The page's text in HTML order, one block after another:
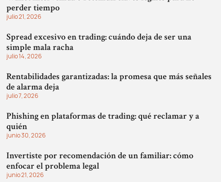
perder tiempo
julio 21, 2026
Spread excesivo en trading: cuándo deja de ser una
simple mala racha
julio 14, 2026
Rentabilidades garantizadas: la promesa que más señales
de alarma deja
julio 7, 2026
Phishing en plataformas de trading: qué reclamar y a
quién
junio 30, 2026
Invertiste por recomendación de un familiar: cómo
enfocar el problema legal
junio 21, 2026